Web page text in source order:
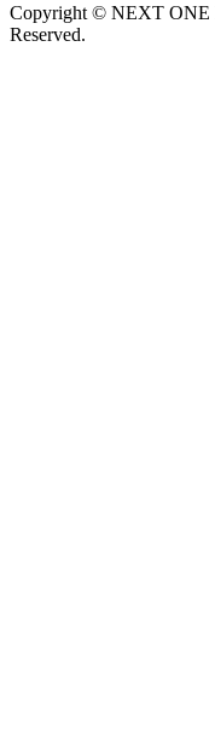
Copyright © NEXT
Reserved.